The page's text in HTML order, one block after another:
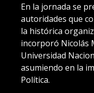
En la jornada se
autoridades que
la histórica
incorporó Nicolás
Universidad
asumiendo en la
Política.